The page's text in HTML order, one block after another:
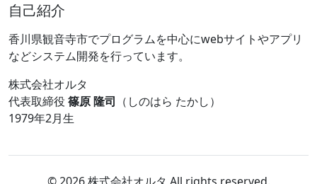
自己紹介
香川県観音寺市でプログラムを中心にwebサイトやアプリ
などシステム開発を行っています。
株式会社オルタ
代表取締役 篠原 隆司 （しのはら たかし）
1979年2月生